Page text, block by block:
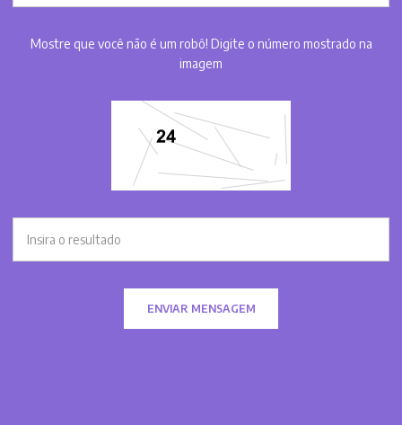
Mostre que você não é um robô! Digite o número mostrado na
imagem
ENVIAR MENSAGEM